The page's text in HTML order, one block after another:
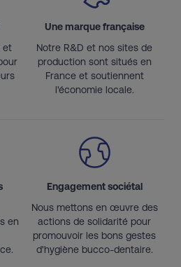
et
Une marque française
Notre R&D et nos sites de
production sont situés en
France et soutiennent
l'économie locale.
en
Engagement sociétal
Nous mettons en œuvre des
actions de solidarité pour
promouvoir les bons gestes
d'hygiène bucco-dentaire.